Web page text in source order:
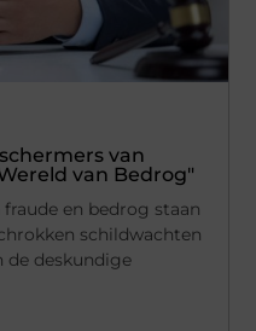
van
van Bedrog"
en bedrog staan
schildwachten
de deskundige